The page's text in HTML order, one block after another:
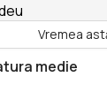
Vremea
medie